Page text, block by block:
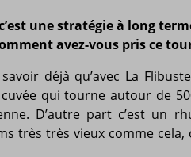
une stratégie à long
avez-vous pris ce
déjà qu’avec La
cuvée qui tourne autour de
D’autre part c’est un
très très vieux comme cela,